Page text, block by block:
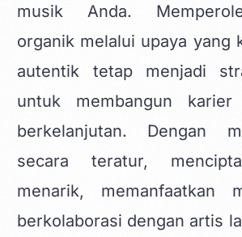
musik Anda.
organik melalui upaya yang
autentik tetap menjadi
untuk membangun
berkelanjutan. Dengan
secara teratur,
menarik, memanfaatkan
berkolaborasi dengan artis